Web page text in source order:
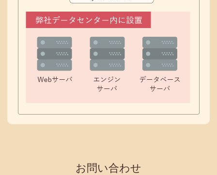
お問い合わせ